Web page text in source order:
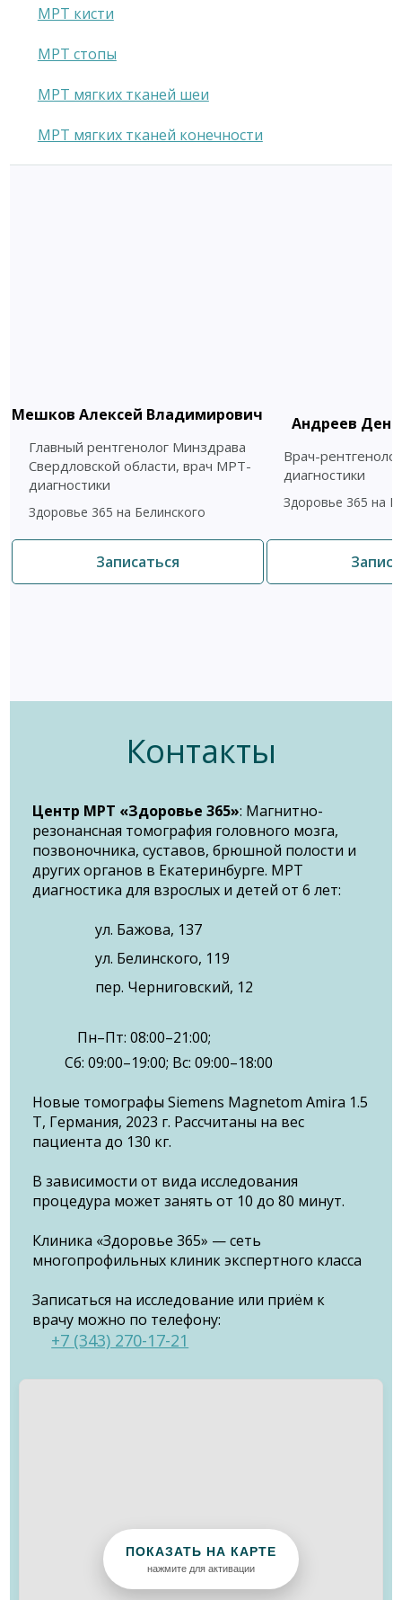
МРТ кисти
МРТ стопы
МРТ мягких тканей шеи
МРТ мягких тканей конечности
Мешков Алексей Владимирович
Главный рентгенолог Минздрава
Свердловской области, врач МРТ-
диагностики
Здоровье 365 на Белинского
Записаться
Андреев
Врач-
диагностики
Здоровье 365 на
Контакты
Центр МРТ «Здоровье 365»: Магнитно-
резонансная томография головного мозга,
позвоночника, суставов, брюшной полости и
других органов в Екатеринбурге. МРТ
диагностика для взрослых и детей от 6 лет:
ул. Бажова, 137
ул. Белинского, 119
пер. Черниговский, 12
Пн–Пт: 08:00–21:00;
Сб: 09:00–19:00; Вс: 09:00–18:00
Новые томографы Siemens Magnetom Amira 1.5
T, Германия, 2023 г. Рассчитаны на вес
пациента до 130 кг.
В зависимости от вида исследования
процедура может занять от 10 до 80 минут.
Клиника «Здоровье 365» — сеть
многопрофильных клиник экспертного класса
Записаться на исследование или приём к
врачу можно по телефону:
+7 (343) 270-17-21
ПОКАЗАТЬ НА КАРТЕ
нажмите для активации